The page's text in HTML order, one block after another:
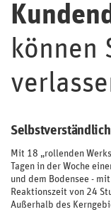
können
Mit 18 „rollenden
Tagen in der Woche
und dem Bodensee -
Reaktionszeit von 24
Außerhalb des